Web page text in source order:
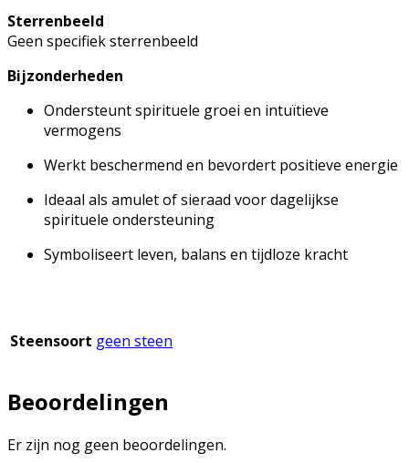
Sterrenbeeld
Geen specifiek sterrenbeeld
Bijzonderheden
Ondersteunt spirituele groei en intuïtieve
vermogens
Werkt beschermend en bevordert positieve energie
Ideaal als amulet of sieraad voor dagelijkse
spirituele ondersteuning
Symboliseert leven, balans en tijdloze kracht
Steensoort geen steen
Beoordelingen
Er zijn nog geen beoordelingen.